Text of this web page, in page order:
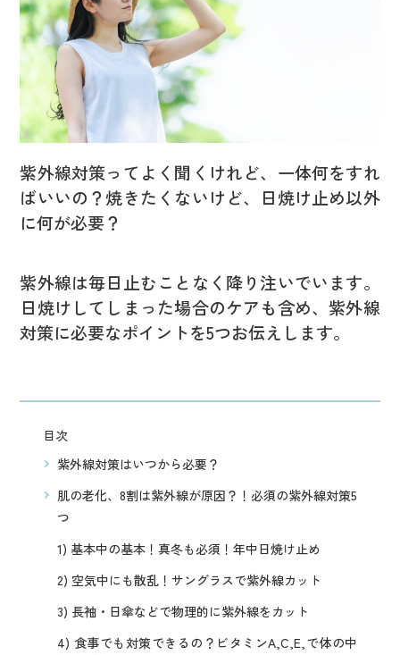
紫外線対策ってよく聞くけれど、一体何をすれ
ばいいの？焼きたくないけど、日焼け止め以外
に何が必要？
紫外線は毎日止むことなく降り注いでいます。
日焼けしてしまった場合のケアも含め、紫外線
対策に必要なポイントを5つお伝えします。
目次
紫外線対策はいつから必要？
肌の老化、8割は紫外線が原因？！必須の紫外線対策5
つ
1) 基本中の基本！真冬も必須！年中日焼け止め
2) 空気中にも散乱！サングラスで紫外線カット
3) 長袖・日傘などで物理的に紫外線をカット
4) 食事でも対策できるの？ビタミンA,C,E,で体の中